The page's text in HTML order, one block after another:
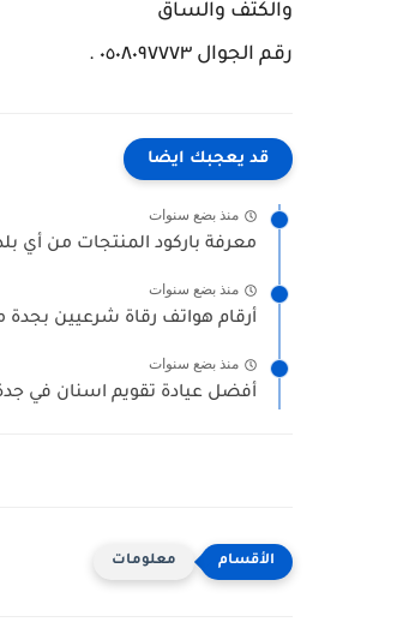
والكتف والساق
رقم الجوال ٠٥٠٨٠٩٧٧٧٣ .
قد يعجبك ايضا
منذ بضع سنوات
معرفة باركود المنتجات من أي
منذ بضع سنوات
أرقام هواتف رقاة شرعيين
منذ بضع سنوات
أفضل عيادة تقويم اسنان في جدة 2025 دكتور تقويم
معلومات